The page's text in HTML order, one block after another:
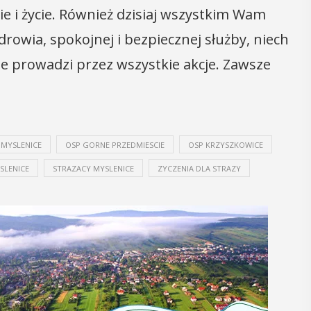
i życie. Również dzisiaj wszystkim Wam
spokojnej i bezpiecznej służby, niech
prowadzi przez wszystkie akcje. Zawsze
OSP GORNE PRZEDMIESCIE OSP KRZYSZKOWICE
STRAZACY MYSLENICE ZYCZENIA DLA STRAZY
czyli 29-30
się
przez
Myślenicach
05 MAJ
12:00
Intelektualną
Niepełnosprawnością Intelektualną,
który przypada 5 maja, w Myślenicach
rozpoczną się tradycyjnie od Przejazdu
Godności. Organizatorom tego
wydarzenia, czyli myślenickie koło ...